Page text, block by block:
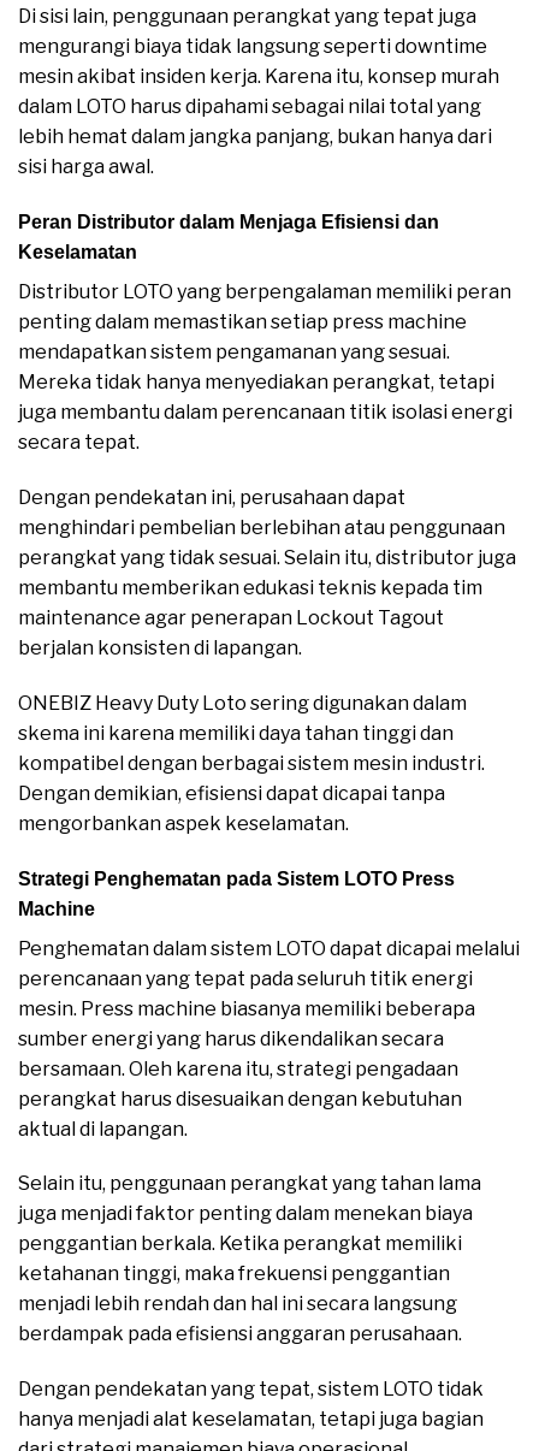
Di sisi lain, penggunaan perangkat yang tepat juga
mengurangi biaya tidak langsung seperti downtime
mesin akibat insiden kerja. Karena itu, konsep murah
dalam LOTO harus dipahami sebagai nilai total yang
lebih hemat dalam jangka panjang, bukan hanya dari
sisi harga awal.
Peran Distributor dalam Menjaga Efisiensi dan
Keselamatan
Distributor LOTO yang berpengalaman memiliki peran
penting dalam memastikan setiap press machine
mendapatkan sistem pengamanan yang sesuai.
Mereka tidak hanya menyediakan perangkat, tetapi
juga membantu dalam perencanaan titik isolasi energi
secara tepat.
Dengan pendekatan ini, perusahaan dapat
menghindari pembelian berlebihan atau penggunaan
perangkat yang tidak sesuai. Selain itu, distributor juga
membantu memberikan edukasi teknis kepada tim
maintenance agar penerapan Lockout Tagout
berjalan konsisten di lapangan.
ONEBIZ Heavy Duty Loto sering digunakan dalam
skema ini karena memiliki daya tahan tinggi dan
kompatibel dengan berbagai sistem mesin industri.
Dengan demikian, efisiensi dapat dicapai tanpa
mengorbankan aspek keselamatan.
Strategi Penghematan pada Sistem LOTO Press
Machine
Penghematan dalam sistem LOTO dapat dicapai melalui
perencanaan yang tepat pada seluruh titik energi
mesin. Press machine biasanya memiliki beberapa
sumber energi yang harus dikendalikan secara
bersamaan. Oleh karena itu, strategi pengadaan
perangkat harus disesuaikan dengan kebutuhan
aktual di lapangan.
Selain itu, penggunaan perangkat yang tahan lama
juga menjadi faktor penting dalam menekan biaya
penggantian berkala. Ketika perangkat memiliki
ketahanan tinggi, maka frekuensi penggantian
menjadi lebih rendah dan hal ini secara langsung
berdampak pada efisiensi anggaran perusahaan.
Dengan pendekatan yang tepat, sistem LOTO tidak
hanya menjadi alat keselamatan, tetapi juga bagian